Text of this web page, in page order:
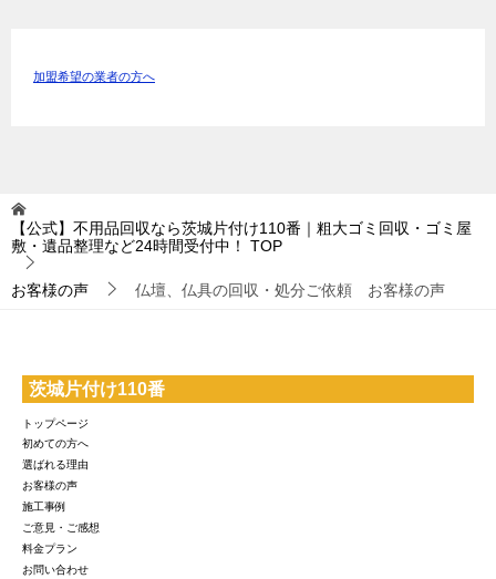
加盟希望の業者の方へ
【公式】不用品回収なら茨城片付け110番｜粗大ゴミ回収・ゴミ屋
敷・遺品整理など24時間受付中！
TOP
お客様の声 仏壇、仏具の回収・処分ご依頼 お客様の声
茨城片付け110番
トップページ
初めての方へ
選ばれる理由
お客様の声
施工事例
ご意見・ご感想
料金プラン
お問い合わせ